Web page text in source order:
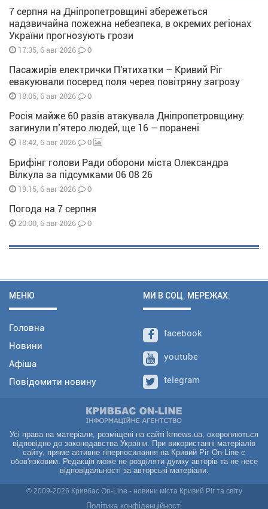
7 серпня на Дніпропетровщині збережеться
надзвичайна пожежна небезпека, в окремих регіонах
України прогнозують грози
17:35, 6 авг 2026 0
Пасажирів електрички П'ятихатки – Кривий Ріг
евакуювали посеред поля через повітряну загрозу
18:05, 6 авг 2026 0
Росія майже 60 разів атакувала Дніпропетровщину:
загинули п’ятеро людей, ще 16 – поранені
18:42, 6 авг 2026 0
Брифінг голови Ради оборони міста Олександра
Вілкула за підсумками 06 08 26
19:15, 6 авг 2026 0
Погода на 7 серпня
20:00, 6 авг 2026 0
МЕНЮ
Головна
Новини
Афіша
Повідомити новину
МИ В СОЦ. МЕРЕЖАХ:
facebook
youtube
telegram
Усі права на матеріали, розміщені на сайті krnews.ua, охороняються
відповідно до законодавства України. При використанні матеріалів
сайту, пряме активне гіперпосилання на Кривий Ріг On-Line є
обов'язковим. Редакція може не розділяти думку авторів та не несе
відповідальності за авторські матеріали.
© 2009-2026 Кривбас On-Line - новини міста Кривий Ріг та світу
Політика конфіденційності